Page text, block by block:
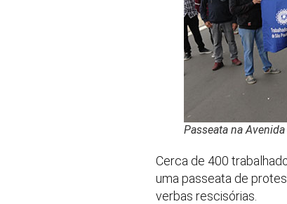
Passeata na
Cerca de 400
uma passeata de
verbas rescisórias.